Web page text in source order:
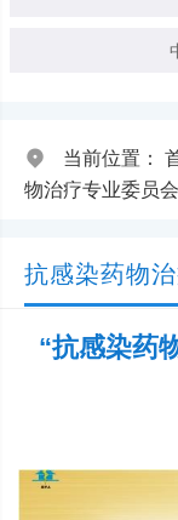
当前位置：
物治疗专业委员会
抗感染药物
“抗感染药